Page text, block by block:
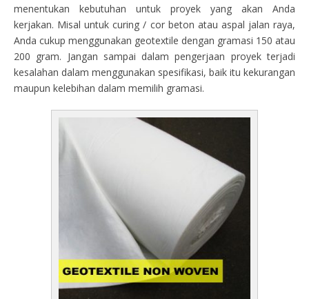
menentukan kebutuhan untuk proyek yang akan Anda
kerjakan. Misal untuk curing / cor beton atau aspal jalan raya,
Anda cukup menggunakan geotextile dengan gramasi 150 atau
200 gram. Jangan sampai dalam pengerjaan proyek terjadi
kesalahan dalam menggunakan spesifikasi, baik itu kekurangan
maupun kelebihan dalam memilih gramasi.